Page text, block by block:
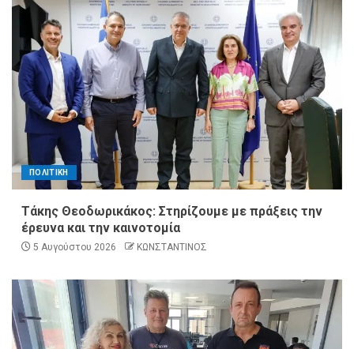
ΠΟΛΙΤΙΚΗ
Τάκης Θεοδωρικάκος: Στηρίζουμε με πράξεις την
έρευνα και την καινοτομία
5 Αυγούστου 2026 ΚΩΝΣΤΑΝΤΙΝΟΣ